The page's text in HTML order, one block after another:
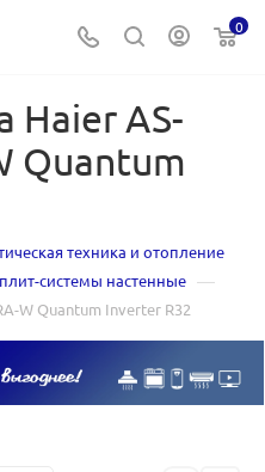
0
Haier AS-
Quantum
техника и отопление
системы настенные —
W Quantum Inverter R32